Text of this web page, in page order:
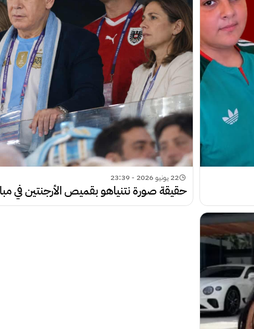
22 يونيو 2026 - 23:39
حقيقة صورة نتنياهو بقميص الأرجنتين في